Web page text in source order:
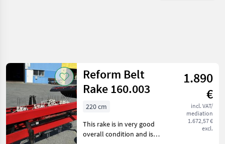
Category 4 Place Filter
CURRENT
PATH
Agriculture
technology
Reset
Show
64
results
Reform Belt
Rake 160.003
1.890
€
incl. VAT/
mediation
1.672,57 €
excl.
220 cm
This rake is in very good
overall condition and is